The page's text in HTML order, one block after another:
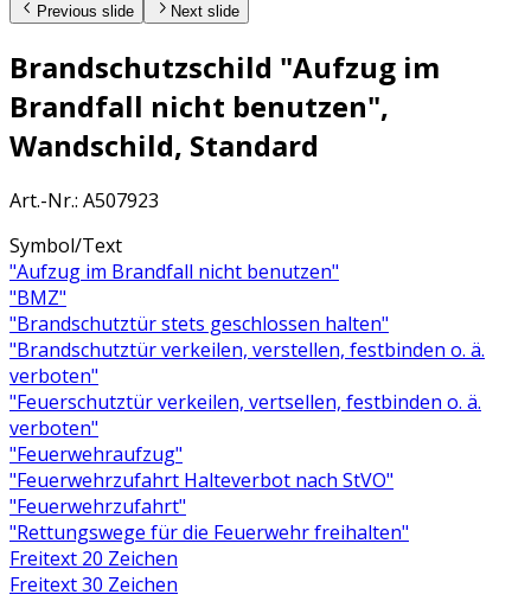
Previous slide Next slide
Brandschutzschild "Aufzug im
Brandfall nicht benutzen",
Wandschild, Standard
Art.-Nr.: A507923
Symbol/Text
"Aufzug im Brandfall nicht benutzen"
"BMZ"
"Brandschutztür stets geschlossen halten"
"Brandschutztür verkeilen, verstellen, festbinden o. ä.
verboten"
"Feuerschutztür verkeilen, vertsellen, festbinden o. ä.
verboten"
"Feuerwehraufzug"
"Feuerwehrzufahrt Halteverbot nach StVO"
"Feuerwehrzufahrt"
"Rettungswege für die Feuerwehr freihalten"
Freitext 20 Zeichen
Freitext 30 Zeichen